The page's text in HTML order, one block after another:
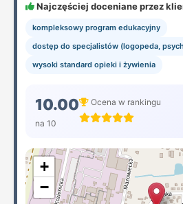
Najczęściej doceniane przez
kompleksowy program edukacyjny
dostęp do specjalistów (logopeda,
wysoki standard opieki i żywienia
10.00
na 10
Ocena w rankingu
+
−